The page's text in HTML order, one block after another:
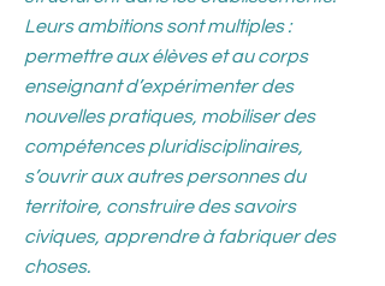
Leurs ambitions sont multiples :
permettre aux élèves et au corps
enseignant d’expérimenter des
nouvelles pratiques, mobiliser des
compétences pluridisciplinaires,
s’ouvrir aux autres personnes du
territoire, construire des savoirs
civiques, apprendre à fabriquer des
choses.